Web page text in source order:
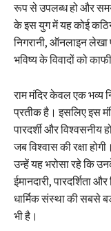
रूप से उपलब्ध हो और
के इस युग में यह कोई कठिन
निगरानी, ऑनलाइन
भविष्य के विवादों को
राम मंदिर केवल एक भव्य
प्रतीक है। इसलिए इस
पारदर्शी और विश्वसनीय
जब विश्वास की रक्षा
उन्हें यह भरोसा रहे कि
ईमानदारी, पारदर्शिता
धार्मिक संस्था की सबसे
भी है।